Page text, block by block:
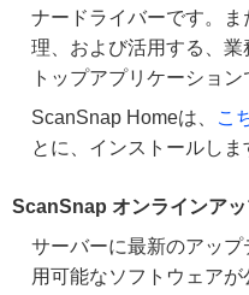
ナードライバーです。ま
理、および活用する、
トップアプリケーション
ScanSnap Homeは、
こ
とに、インストールしま
ScanSnap オンラインアッ
サーバーに最新のアップ
用可能なソフトウェア